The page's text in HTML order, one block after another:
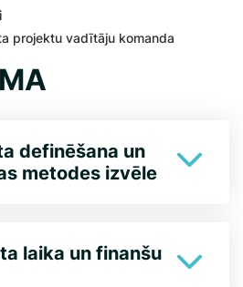
projektu vadītāju komanda
definēšana un
metodes izvēle
laika un finanšu